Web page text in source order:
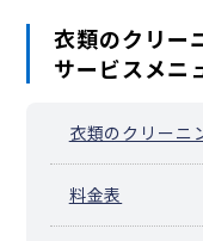
衣類のクリー
サービスメニ
衣類のクリーニ
料金表